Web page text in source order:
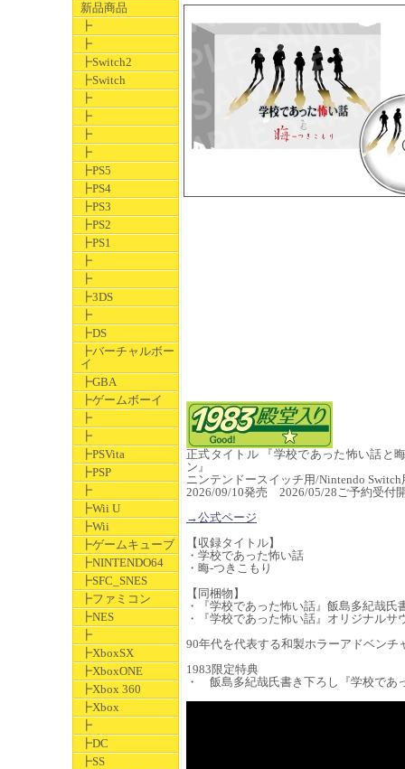
新品商品
┣
┣
┣Switch2
┣Switch
┣
┣
┣
┣
┣PS5
┣PS4
┣PS3
┣PS2
┣PS1
┣
┣
┣3DS
┣
┣DS
┣バーチャルボー
イ
┣GBA
┣ゲームボーイ
┣
┣
┣PSVita
┣PSP
┣
┣Wii U
┣Wii
┣ゲームキューブ
┣NINTENDO64
┣SFC_SNES
┣ファミコン
┣NES
┣
┣XboxSX
┣XboxONE
┣Xbox 360
┣Xbox
┣
┣DC
┣SS
正式タイトル 『学校であった怖い話と
ン』
ニンテンドースイッチ用/Nintendo
2026/09/10発売 2026/05/28ご予約受付
→公式ページ
【収録タイトル】
・学校であった怖い話
・晦-つきこもり
【同梱物】
・『学校であった怖い話』飯島多紀哉氏
・『学校であった怖い話』オリジナルサ
90年代を代表する和製ホラーアドベンチ
1983限定特典
・ 飯島多紀哉氏書き下ろし『学校であ